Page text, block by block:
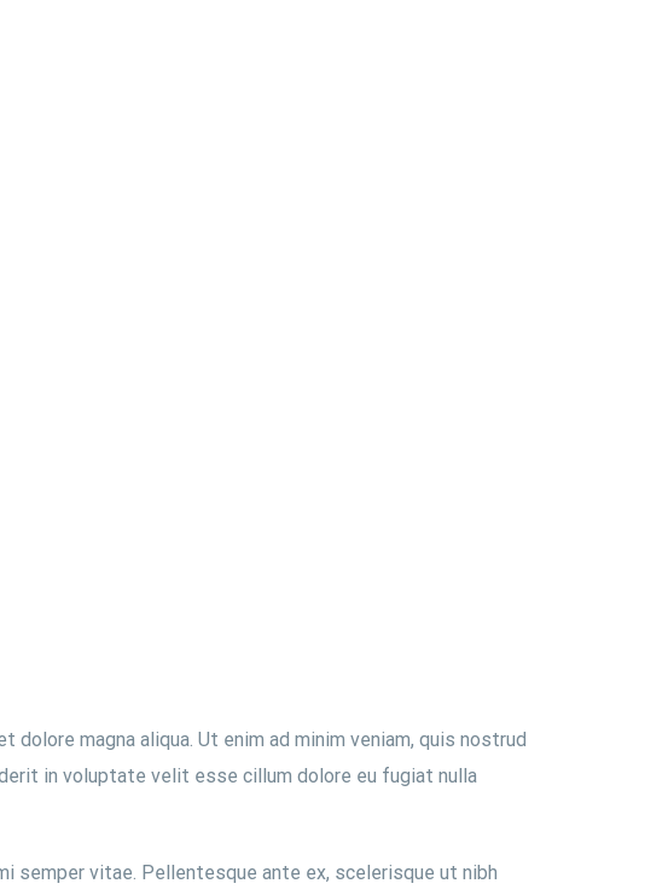
magna aliqua. Ut enim ad minim veniam, quis nostrud
in voluptate velit esse cillum dolore eu fugiat nulla
semper vitae. Pellentesque ante ex, scelerisque ut nibh